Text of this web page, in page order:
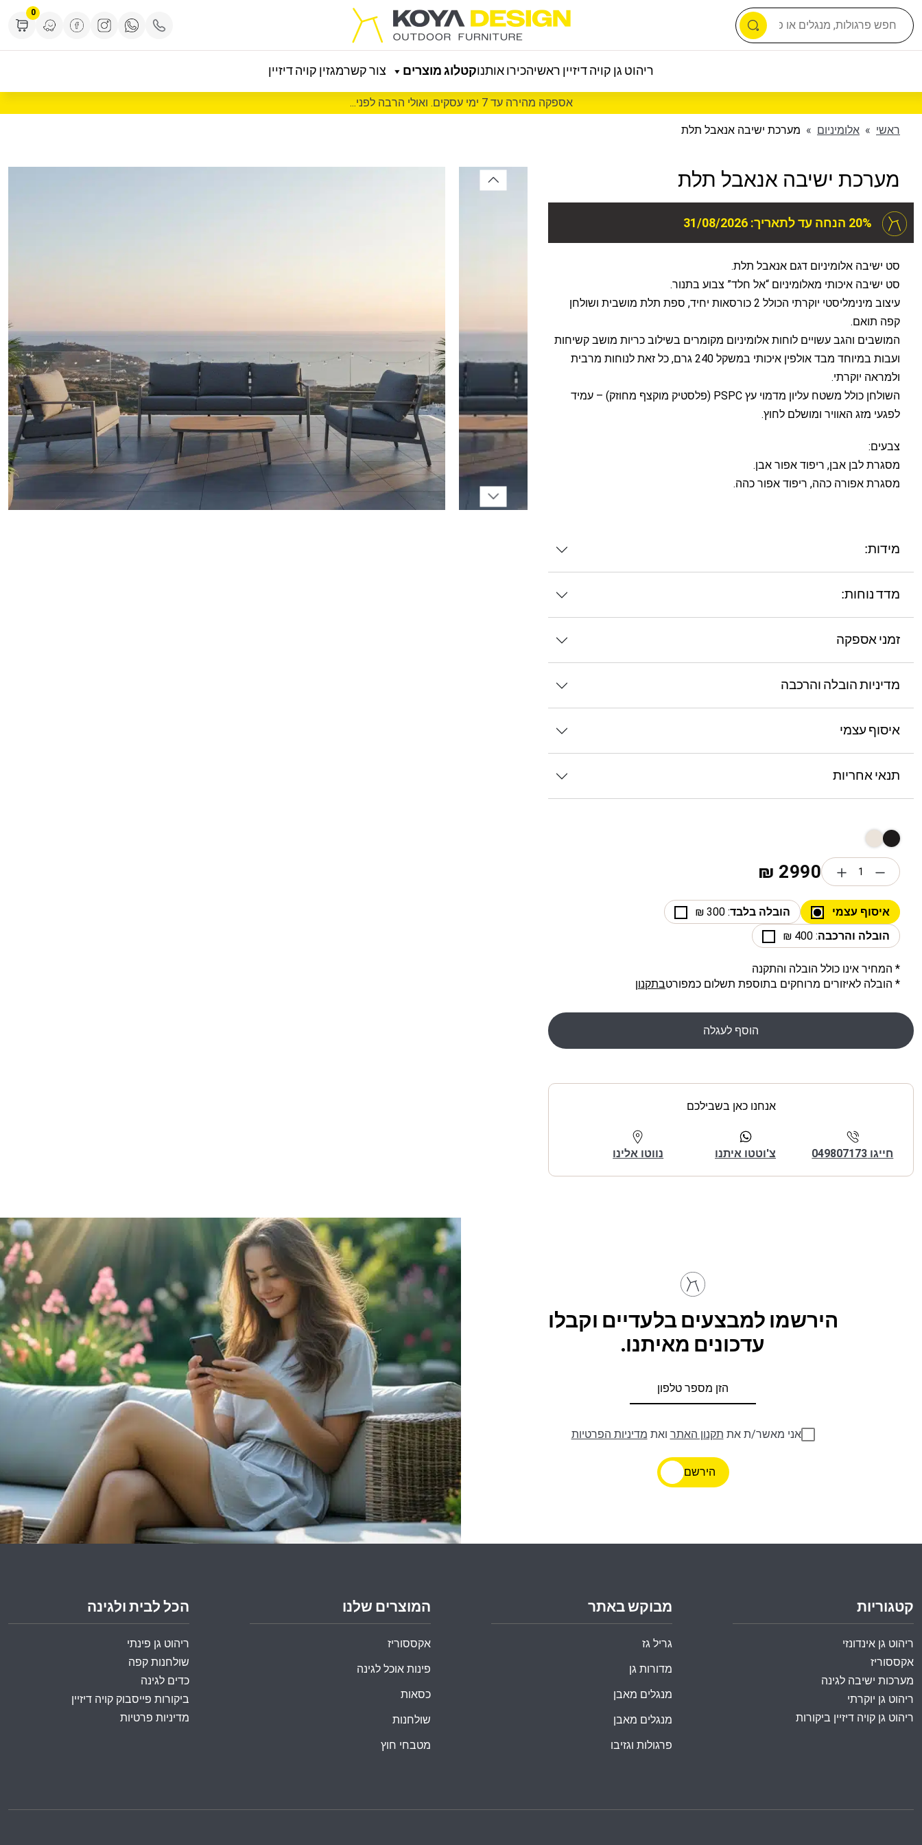
0
ריהוט גן קויה דיזיין ראשיהכירו אותנוקטלוג מוצרים צור קשרמגזין קויה דיזיין
אספקה מהירה עד 7 ימי עסקים. ואולי הרבה לפני...
ראשי » אלומיניום » מערכת ישיבה אנאבל תלת
מערכת ישיבה אנאבל תלת
20% הנחה עד לתאריך: 31/08/2026
סט ישיבה אלומיניום דגם אנאבל תלת.
סט ישיבה איכותי מאלומיניום “אל חלד” צבוע בתנור.
עיצוב מינימליסטי יוקרתי הכולל 2 כורסאות יחיד, ספת תלת מושבית ושולחן
קפה תואם.
המושבים והגב עשויים לוחות אלומיניום מקומרים בשילוב כריות מושב קשיחות
ועבות במיוחד מבד אולפין איכותי במשקל 240 גרם, כל זאת לנוחות מרבית
ולמראה יוקרתי.
השולחן כולל משטח עליון מדמוי עץ PSPC (פלסטיק מוקצף מחוזק) – עמיד
לפגעי מזג האוויר ומושלם לחוץ.
צבעים:
מסגרת לבן אבן, ריפוד אפור אבן.
מסגרת אפורה כהה, ריפוד אפור כהה.
מידות:
מדד נוחות:
זמני אספקה
מדיניות הובלה והרכבה
איסוף עצמי
תנאי אחריות
₪ 2990
איסוף עצמי הובלה בלבד: 300 ₪
הובלה והרכבה: 400 ₪
* המחיר אינו כולל הובלה והתקנה
* הובלה לאיזורים מרוחקים בתוספת תשלום כמפורטבתקנון
הוסף לעגלה
אנחנו כאן בשבילכם
חייגו 049807173 צ'וטטו איתנו נווטו אלינו
הירשמו למבצעים בלעדיים וקבלו
עדכונים מאיתנו.
אני מאשר/ת את תקנון האתר ואת מדיניות הפרטיות
הירשם
הכל לבית ולגינה
ריהוט גן פינתי
שולחנות קפה
כדים לגינה
ביקורות פייסבוק קויה דיזיין
מדיניות פרטיות
המוצרים שלנו
אקססוריז
פינות אוכל לגינה
כסאות
שולחנות
מטבחי חוץ
מבוקש באתר
גריל גז
מדורות גן
מנגלים מאבן
מנגלים מאבן
פרגולות וגזיבו
קטגוריות
ריהוט גן אינדונזי
אקססוריז
מערכות ישיבה לגינה
ריהוט גן יוקרתי
ריהוט גן קויה דיזיין ביקורות